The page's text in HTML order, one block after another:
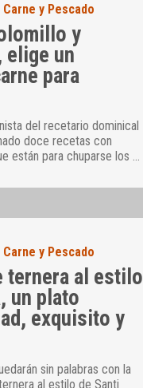
Carne y Pescado
y
elige un
para
del recetario dominical
doce recetas con
están para chuparse los …
Carne y Pescado
ternera al estilo
un plato
exquisito y
sin palabras con la
al estilo de Santi